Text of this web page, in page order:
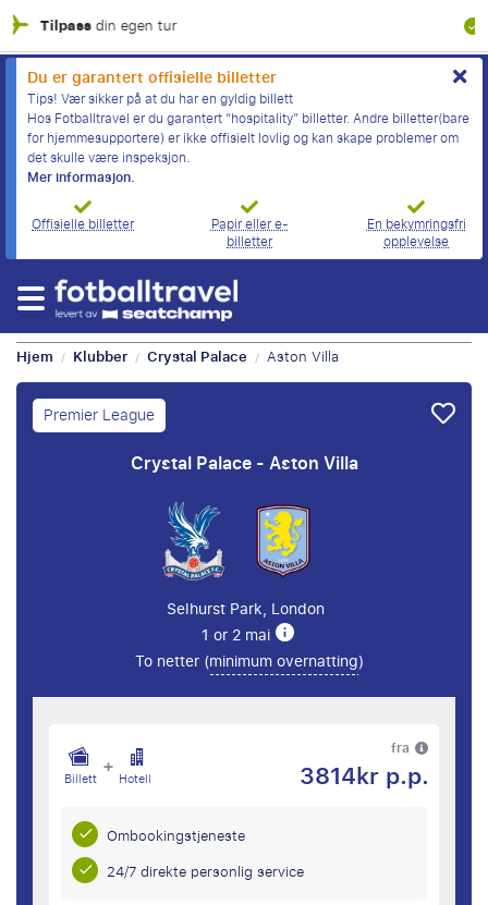
100 % finansiell garanti
Du er garantert offisielle billetter
Tips! Vær sikker på at du har en gyldig billett
Hos Fotballtravel er du garantert “hospitality” billetter. Andre billetter(bare
for hjemmesupportere) er ikke offisielt lovlig og kan skape problemer om
det skulle være inspeksjon.
Mer informasjon.
Offisielle billetter
Papir eller e-
billetter
En bekymringsfri
opplevelse
Hjem / Klubber / Crystal Palace / Aston Villa
Premier League
Crystal Palace - Aston Villa
Selhurst Park, London
1 or 2 mai
To netter (minimum overnatting)
Billett + Hotell
fra
3814kr p.p.
Ombookingstjeneste
24/7 direkte personlig service